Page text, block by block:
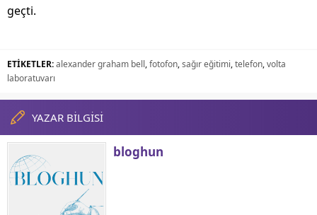
geçti.
ETİKETLER:alexander graham bell,fotofon,sağır eğitimi,telefon,volta
laboratuvarı
YAZAR BİLGİSİ
bloghun